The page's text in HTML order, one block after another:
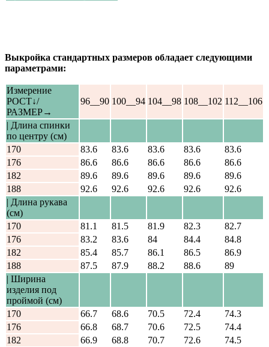
Выкройка стандартных размеров обладает следующими
параметрами:
Измерение
РОСТ↓/
РАЗМЕР→
96__90 100__94 104__98 108__102 112__106
| Длина спинки
по центру (см)
170
83.6 83.6 83.6 83.6
83.6
176
86.6 86.6 86.6 86.6
86.6
182
89.6 89.6 89.6 89.6
89.6
188
92.6 92.6 92.6 92.6
92.6
| Длина рукава
(см)
170
81.1 81.5 81.9 82.3
82.7
176
83.2 83.6 84 84.4
84.8
182
85.4 85.7 86.1 86.5
86.9
188
87.5 87.9 88.2 88.6
89
| Ширина
изделия под
проймой (см)
170
66.7 68.6 70.5 72.4
74.3
176
66.8 68.7 70.6 72.5
74.4
182
66.9 68.8 70.7 72.6
74.5